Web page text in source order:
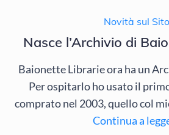
Novità sul Sito
Nasce l’Archivio di
Baionette Librarie ora ha un
Per ospitarlo ho usato il
comprato nel 2003, quello col
Continua a